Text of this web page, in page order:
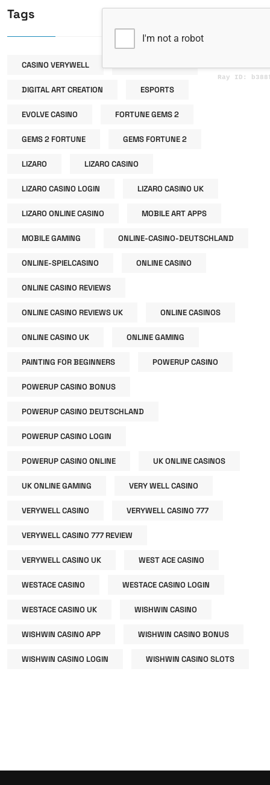
Tags
CASINO VERYWELL
DIGITAL ART CREATION ESPORTS
EVOLVE CASINO FORTUNE GEMS 2
GEMS 2 FORTUNE GEMS FORTUNE 2
LIZARO LIZARO CASINO
LIZARO CASINO LOGIN LIZARO CASINO UK
LIZARO ONLINE CASINO MOBILE ART APPS
MOBILE GAMING ONLINE-CASINO-DEUTSCHLAND
ONLINE-SPIELCASINO ONLINE CASINO
ONLINE CASINO REVIEWS
ONLINE CASINO REVIEWS UK ONLINE CASINOS
ONLINE CASINO UK ONLINE GAMING
PAINTING FOR BEGINNERS POWERUP CASINO
POWERUP CASINO BONUS
POWERUP CASINO DEUTSCHLAND
POWERUP CASINO LOGIN
POWERUP CASINO ONLINE UK ONLINE CASINOS
UK ONLINE GAMING VERY WELL CASINO
VERYWELL CASINO VERYWELL CASINO 777
VERYWELL CASINO 777 REVIEW
VERYWELL CASINO UK WEST ACE CASINO
WESTACE CASINO WESTACE CASINO LOGIN
WESTACE CASINO UK WISHWIN CASINO
WISHWIN CASINO APP WISHWIN CASINO BONUS
WISHWIN CASINO LOGIN WISHWIN CASINO SLOTS